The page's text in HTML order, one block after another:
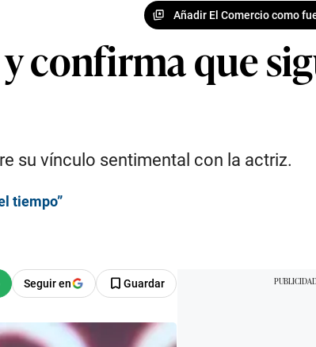
Añadir El Comercio como
confirma que
su vínculo sentimental con la actriz.
tiempo”
Seguir en Guardar